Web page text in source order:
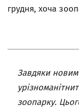
грудня, хоча
Завдяки новим
зоопарку.